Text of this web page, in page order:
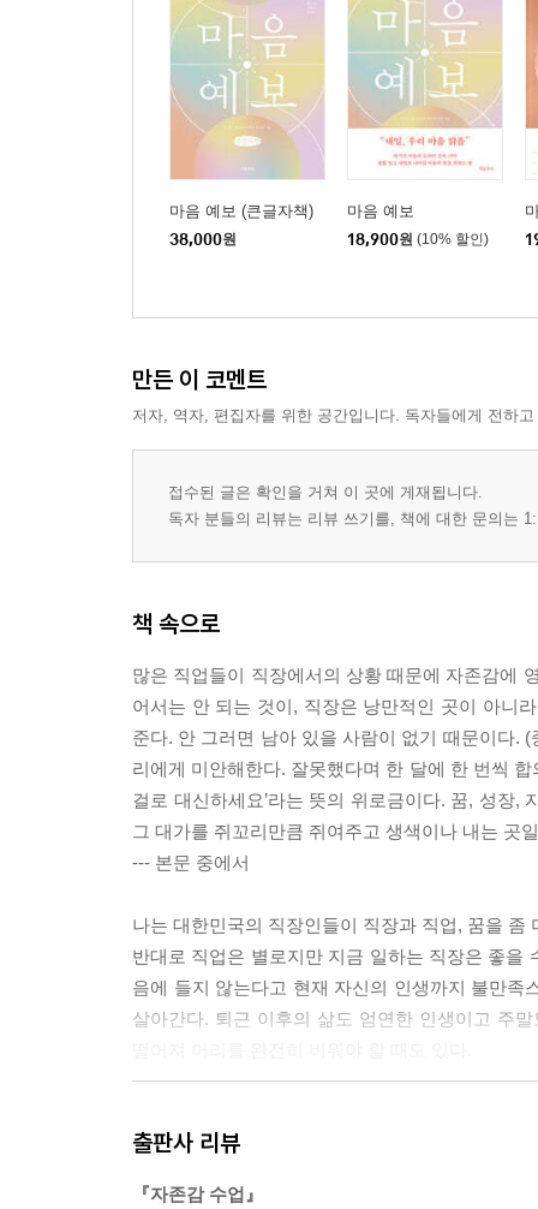
마음 예보 (큰글자책)
38,000원
마음 예보
18,900원 (10% 할인)
만든 이 코멘트
저자, 역자, 편집자를 위한 공간입니다. 독자들에게 전하
접수된 글은 확인을 거쳐 이 곳에 게재됩니다.
독자 분들의 리뷰는 리뷰 쓰기를, 책에 대한 문의는
책 속으로
많은 직업들이 직장에서의 상황 때문에 자존감에
어서는 안 되는 것이, 직장은 낭만적인 곳이 아니
준다. 안 그러면 남아 있을 사람이 없기 때문이다.
리에게 미안해한다. 잘못했다며 한 달에 한 번씩
걸로 대신하세요’라는 뜻의 위로금이다. 꿈, 성장,
그 대가를 쥐꼬리만큼 쥐여주고 생색이나 내는 곳
--- 본문 중에서
나는 대한민국의 직장인들이 직장과 직업, 꿈을
반대로 직업은 별로지만 지금 일하는 직장은 좋을
음에 들지 않는다고 현재 자신의 인생까지 불만
살아간다. 퇴근 이후의 삶도 엄연한 인생이고 주
출판사 리뷰
『자존감 수업』